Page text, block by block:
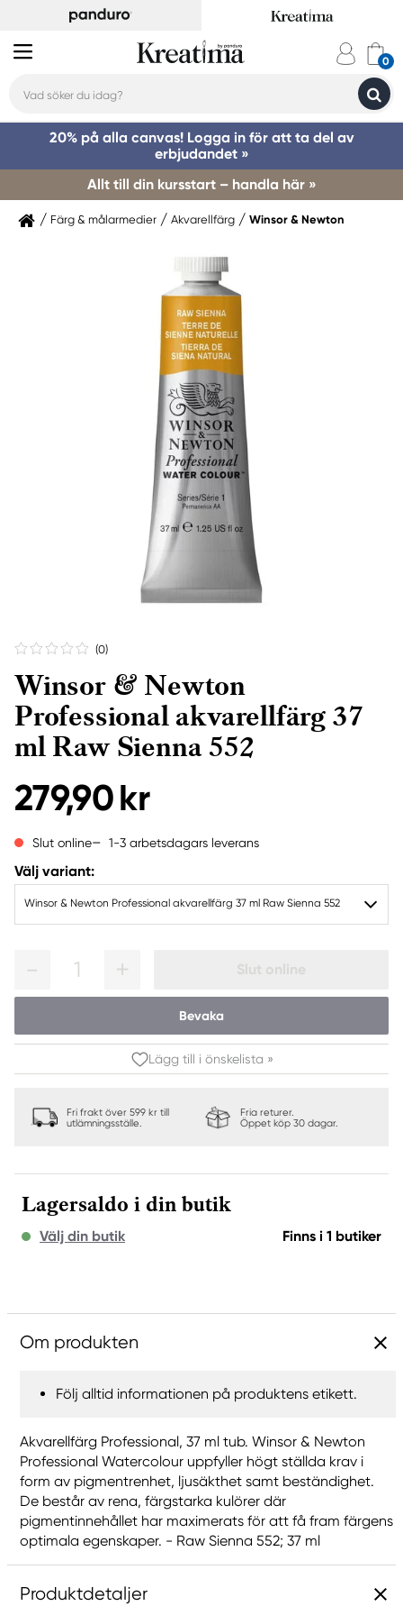
20% på alla canvas! Logga in för att ta del av
erbjudandet »
Allt till din kursstart – handla här »
Färg & målarmedier Akvarellfärg Winsor & Newton
(0)
Winsor & Newton
Professional akvarellfärg 37
ml Raw Sienna 552
279,90 kr
Slut online 1-3 arbetsdagars leverans
Välj variant:
Winsor & Newton Professional akvarellfärg 37 ml Raw Sienna 552
1 Slut online
Bevaka
Lägg till i önskelista »
Fri frakt över 599 kr till
utlämningsställe.
Fria returer.
Öppet köp 30 dagar.
Lagersaldo i din butik
Välj din butik Finns i 1 butiker
Om produkten
Följ alltid informationen på produktens etikett.
Akvarellfärg Professional, 37 ml tub. Winsor & Newton
Professional Watercolour uppfyller högt ställda krav i
form av pigmentrenhet, ljusäkthet samt beständighet.
De består av rena, färgstarka kulörer där
pigmentinnehållet har maximerats för att få fram färgens
optimala egenskaper. - Raw Sienna 552; 37 ml
Produktdetaljer